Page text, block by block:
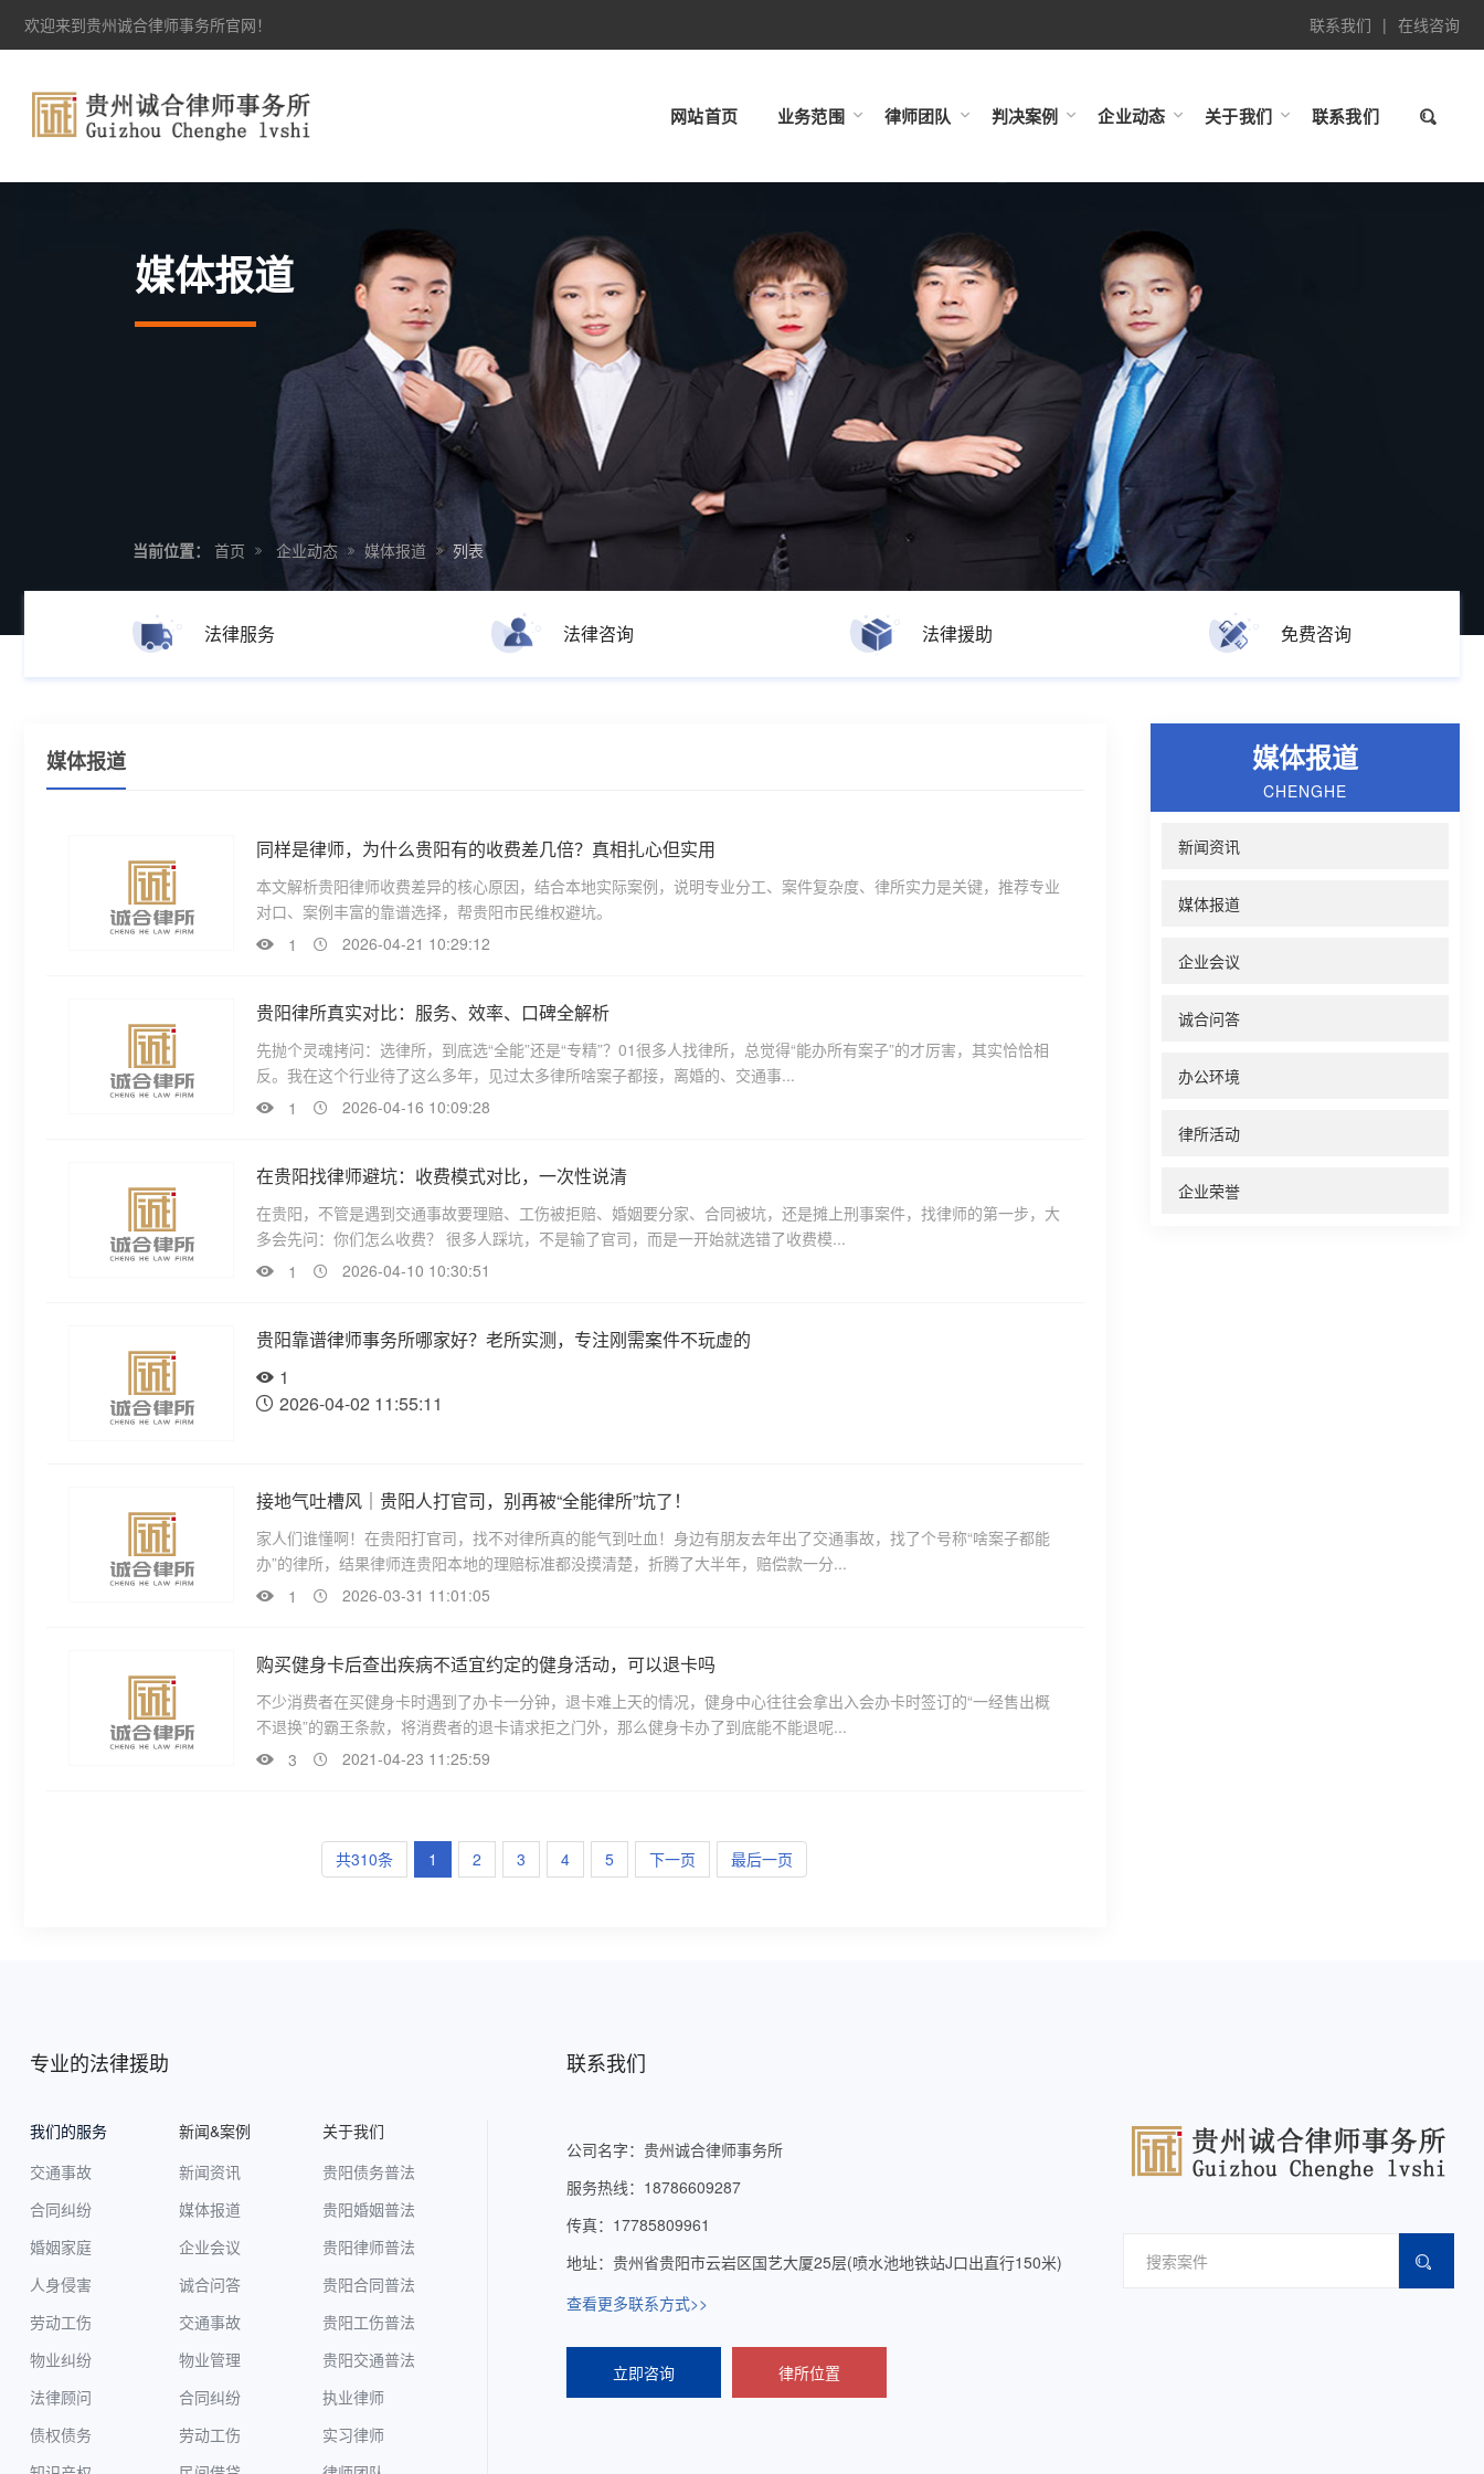
联系我们 | 在线咨询
欢迎来到贵州诚合律师事务所官网！
网站首页 业务范围 律师团队 判决案例 企业动态 关于我们 联系我们
媒体报道
当前位置： 首页 企业动态 媒体报道 列表
法律服务 法律咨询 法律援助 免费咨询
媒体报道
同样是律师，为什么贵阳有的收费差几倍？真相扎心但实用
本文解析贵阳律师收费差异的核心原因，结合本地实际案例，说明专业分工、案件复杂度、律所实力是关键，推荐专业
对口、案例丰富的靠谱选择，帮贵阳市民维权避坑。
1
2026-04-21 10:29:12
贵阳律所真实对比：服务、效率、口碑全解析
先抛个灵魂拷问：选律所，到底选“全能”还是“专精”？01很多人找律所，总觉得“能办所有案子”的才厉害，其实恰恰相
反。我在这个行业待了这么多年，见过太多律所啥案子都接，离婚的、交通事...
1
2026-04-16 10:09:28
在贵阳找律师避坑：收费模式对比，一次性说清
在贵阳，不管是遇到交通事故要理赔、工伤被拒赔、婚姻要分家、合同被坑，还是摊上刑事案件，找律师的第一步，大
多会先问：你们怎么收费？ 很多人踩坑，不是输了官司，而是一开始就选错了收费模...
1
2026-04-10 10:30:51
贵阳靠谱律师事务所哪家好？老所实测，专注刚需案件不玩虚的
1
2026-04-02 11:55:11
接地气吐槽风｜贵阳人打官司，别再被“全能律所”坑了！
家人们谁懂啊！在贵阳打官司，找不对律所真的能气到吐血！身边有朋友去年出了交通事故，找了个号称“啥案子都能
办”的律所，结果律师连贵阳本地的理赔标准都没摸清楚，折腾了大半年，赔偿款一分...
1
2026-03-31 11:01:05
购买健身卡后查出疾病不适宜约定的健身活动，可以退卡吗
不少消费者在买健身卡时遇到了办卡一分钟，退卡难上天的情况，健身中心往往会拿出入会办卡时签订的“一经售出概
不退换”的霸王条款，将消费者的退卡请求拒之门外，那么健身卡办了到底能不能退呢...
3
2021-04-23 11:25:59
共310条 1 2 3 4 5 下一页 最后一页
媒体报道
CHENGHE
新闻资讯
媒体报道
企业会议
诚合问答
办公环境
律所活动
企业荣誉
专业的法律援助
我们的服务
交通事故
合同纠纷
婚姻家庭
人身侵害
劳动工伤
物业纠纷
法律顾问
债权债务
新闻&案例
新闻资讯
媒体报道
企业会议
诚合问答
交通事故
物业管理
合同纠纷
劳动工伤
关于我们
贵阳债务普法
贵阳婚姻普法
贵阳律师普法
贵阳合同普法
贵阳工伤普法
贵阳交通普法
执业律师
实习律师
联系我们
公司名字：贵州诚合律师事务所
服务热线：18786609287
传真：17785809961
地址：贵州省贵阳市云岩区国艺大厦25层(喷水池地铁站J口出直行150米)
查看更多联系方式>>
立即咨询 律所位置